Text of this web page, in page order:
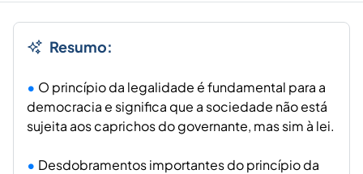
Resumo:
O princípio da legalidade é fundamental para a
democracia e significa que a sociedade não está
sujeita aos caprichos do governante, mas sim à lei.
Desdobramentos importantes do princípio da